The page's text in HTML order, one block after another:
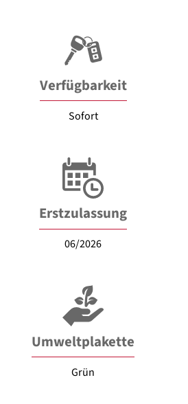
Verfügbarkeit
Sofort
Erstzulassung
06/2026
Umweltplakette
Grün